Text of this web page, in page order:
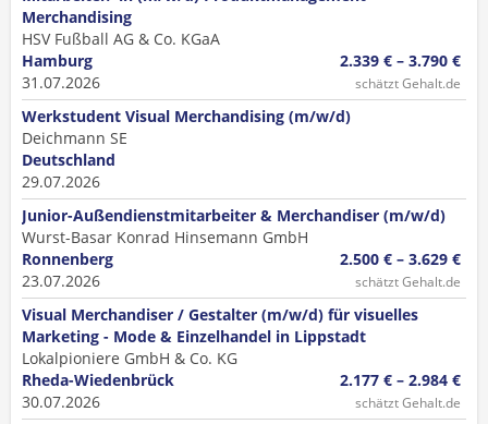
Merchandising
HSV Fußball AG & Co. KGaA
Hamburg
31.07.2026
2.339 € – 3.790 €
schätzt Gehalt.de
Werkstudent Visual Merchandising (m/w/d)
Deichmann SE
Deutschland
29.07.2026
Junior-Außendienstmitarbeiter & Merchandiser (m/w/d)
Wurst-Basar Konrad Hinsemann GmbH
Ronnenberg
23.07.2026
2.500 € – 3.629 €
schätzt Gehalt.de
Visual Merchandiser / Gestalter (m/w/d) für visuelles
Marketing - Mode & Einzelhandel in Lippstadt
Lokalpioniere GmbH & Co. KG
Rheda-Wiedenbrück
30.07.2026
2.177 € – 2.984 €
schätzt Gehalt.de